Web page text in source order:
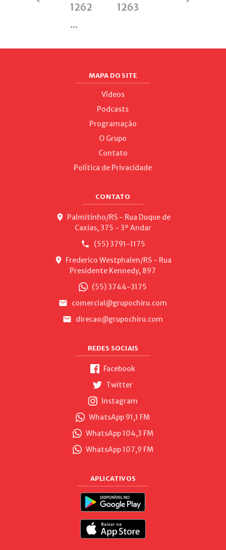
1262
1263
...
MAPA DO SITE
Vídeos
Podcasts
Programação
O Grupo
Contato
Política de Privacidade
CONTATO
Palmitinho/RS - Rua Duque de
Caxias, 375 - 3º Andar
(55) 3791-1175
Frederico Westphalen/RS - Rua
Presidente Kennedy, 897
(55) 3744-3175
comercial@grupochiru.com
direcao@grupochiru.com
REDES SOCIAIS
Facebook
Twitter
Instagram
WhatsApp 91,1 FM
WhatsApp 104,3 FM
WhatsApp 107,9 FM
APLICATIVOS